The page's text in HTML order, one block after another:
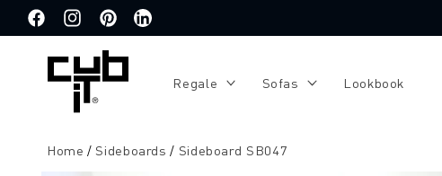
zum
Inhalt
FacebookInstagramPinterestTranslation
Regale Sofas Lookbook
Home Sideboards Sideboard SB047